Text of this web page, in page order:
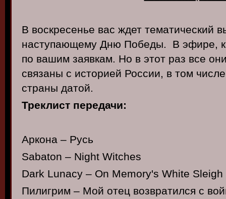
В воскресенье вас ждет тематический
наступающему Дню Победы. В эфире,
по вашим заявкам. Но в этот раз все
связаны с историей России, в том
страны датой.
Треклист передачи:
Аркона – Русь
Sabaton – Night Witches
Dark Lunacy – On Memory's White Sleigh
Пилигрим – Мой отец возвратился с